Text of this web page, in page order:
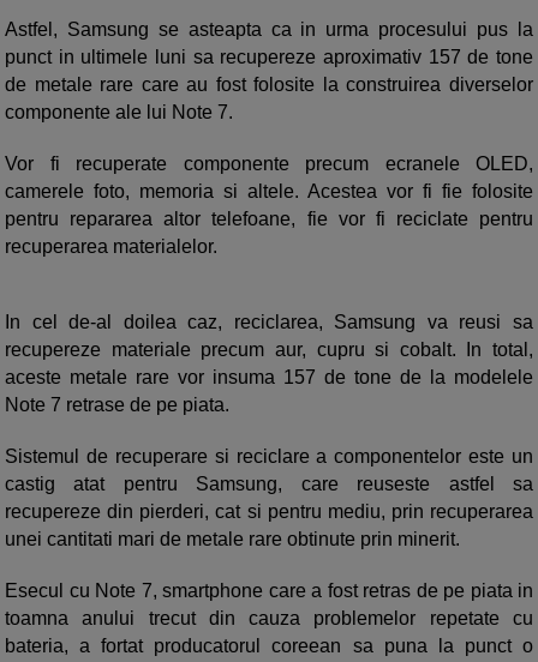
Astfel, Samsung se asteapta ca in urma procesului pus la
punct in ultimele luni sa recupereze aproximativ 157 de tone
de metale rare care au fost folosite la construirea diverselor
componente ale lui Note 7.
Vor fi recuperate componente precum ecranele OLED,
camerele foto, memoria si altele. Acestea vor fi fie folosite
pentru repararea altor telefoane, fie vor fi reciclate pentru
recuperarea materialelor.
In cel de-al doilea caz, reciclarea, Samsung va reusi sa
recupereze materiale precum aur, cupru si cobalt. In total,
aceste metale rare vor insuma 157 de tone de la modelele
Note 7 retrase de pe piata.
Sistemul de recuperare si reciclare a componentelor este un
castig atat pentru Samsung, care reuseste astfel sa
recupereze din pierderi, cat si pentru mediu, prin recuperarea
unei cantitati mari de metale rare obtinute prin minerit.
Esecul cu Note 7, smartphone care a fost retras de pe piata in
toamna anului trecut din cauza problemelor repetate cu
bateria, a fortat producatorul coreean sa puna la punct o